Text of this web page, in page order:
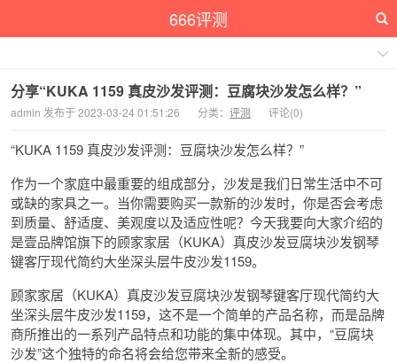
666评测
分享“KUKA 1159 真皮沙发评测：豆腐块沙发怎么样？”
admin 发布于 2023-03-24 01:51:26 分类： 评测 评论(0)
“KUKA 1159 真皮沙发评测：豆腐块沙发怎么样？”
作为一个家庭中最重要的组成部分，沙发是我们日常生活中不可
或缺的家具之一。当你需要购买一款新的沙发时，你是否会考虑
到质量、舒适度、美观度以及适应性呢？今天我要向大家介绍的
是壹品牌馆旗下的顾家家居（KUKA）真皮沙发豆腐块沙发钢琴
键客厅现代简约大坐深头层牛皮沙发1159。
顾家家居（KUKA）真皮沙发豆腐块沙发钢琴键客厅现代简约大
坐深头层牛皮沙发1159，这不是一个简单的产品名称，而是品牌
商所推出的一系列产品特点和功能的集中体现。其中，“豆腐块
沙发”这个独特的命名将会给您带来全新的感受。